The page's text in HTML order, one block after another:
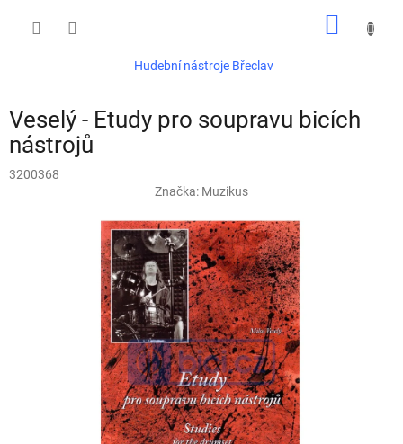
Hudební nástroje Břeclav
Veselý - Etudy pro soupravu bicích
nástrojů
3200368
Značka: Muzikus